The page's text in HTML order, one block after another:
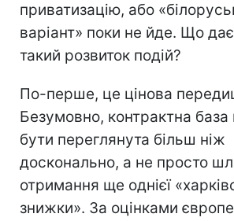
приватизацію, або
варіант» поки не йде. Що дає
такий розвиток подій?
По-перше, це цінова
Безумовно, контрактна база
бути переглянута більш ніж
досконально, а не просто
отримання ще однієї
знижки». За оцінками